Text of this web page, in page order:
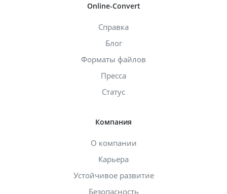
Online-Convert
Справка
Блог
Форматы файлов
Пресса
Статус
Компания
О компании
Карьера
Устойчивое развитие
Безопасность